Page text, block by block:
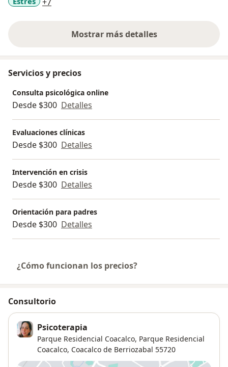
Mostrar más detalles
sobre la experiencia
Servicios y precios
Consulta psicológica online
Desde $300 Detalles
Evaluaciones clínicas
Desde $300 Detalles
Intervención en crisis
Desde $300 Detalles
Orientación para padres
Desde $300 Detalles
¿Cómo funcionan los precios?
Consultorio
Psicoterapia
Parque Residencial Coacalco, Parque Residencial
Coacalco, Coacalco de Berriozabal 55720